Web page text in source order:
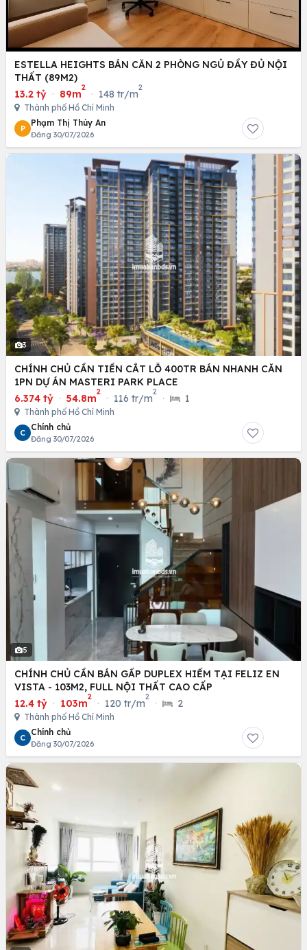
ESTELLA HEIGHTS BÁN CĂN 2 PHÒNG NGỦ ĐẦY ĐỦ NỘI
THẤT (89M2)
13.2 tỷ · 89m
2
· 148 tr/m
2
Thành phố Hồ Chí Minh
P
Phạm Thị Thúy An
Đăng 30/07/2026
3
CHÍNH CHỦ CẦN TIỀN CẮT LỖ 400TR BÁN NHANH CĂN
1PN DỰ ÁN MASTERI PARK PLACE
6.374 tỷ · 54.8m
2
· 116 tr/m
2
· 1
Thành phố Hồ Chí Minh
C
Chính chủ
Đăng 30/07/2026
5
CHÍNH CHỦ CẦN BÁN GẤP DUPLEX HIẾM TẠI FELIZ EN
VISTA - 103M2, FULL NỘI THẤT CAO CẤP
12.4 tỷ · 103m
2
· 120 tr/m
2
· 2
Thành phố Hồ Chí Minh
C
Chính chủ
Đăng 30/07/2026